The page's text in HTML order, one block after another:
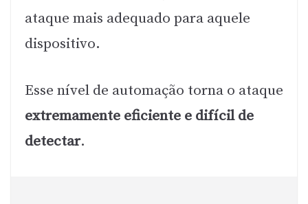
ataque mais adequado para aquele
dispositivo.
Esse nível de automação torna o ataque
extremamente eficiente e difícil de
detectar.